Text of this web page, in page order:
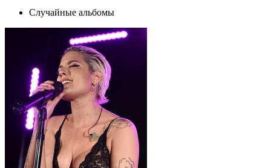
Случайные альбомы